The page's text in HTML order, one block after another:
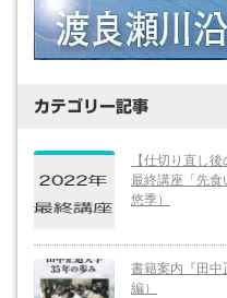
カテゴリー記事
【仕切り直し後
最終講座「先食
悠季）
書籍案内『田
編）